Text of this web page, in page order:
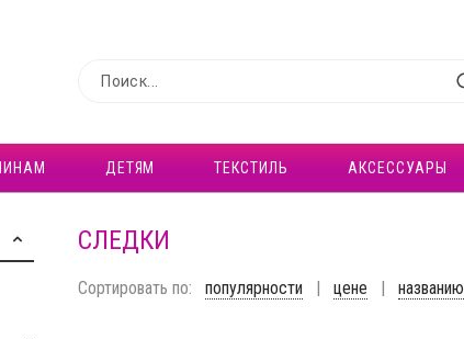
ДЕТЯМ ТЕКСТИЛЬ АКСЕССУАРЫ
СЛЕДКИ
Сортировать по: популярности | цене | названию